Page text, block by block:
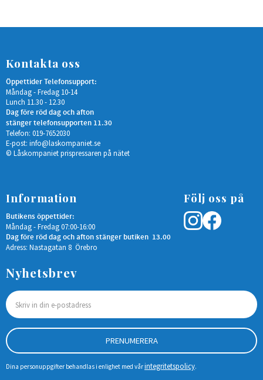
Kontakta oss
Öppettider Telefonsupport:
Måndag - Fredag 10-14
Lunch 11.30 - 12.30
Dag före röd dag och afton
stänger telefonsupporten 11.30
Telefon: 019-7652030
E-post: info@laskompaniet.se
© Låskompaniet prispressaren på nätet
Information
Butikens öppettider:
Måndag - Fredag 07:00-16:00
Dag före röd dag och afton stänger butiken 13.00
Adress: Nastagatan 8 Örebro
Följ oss på
Nyhetsbrev
PRENUMERERA
Dina personuppgifter behandlas i enlighet med vårintegritetspolicy.